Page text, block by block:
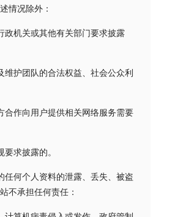
情况除外：
政机关或其他有关部门要求披露
维护团队的合法权益、社会公众利
合作向用户提供相关网络服务需要
要求披露的。
任何个人资料的泄露、丢失、被盗
不承担任何责任：